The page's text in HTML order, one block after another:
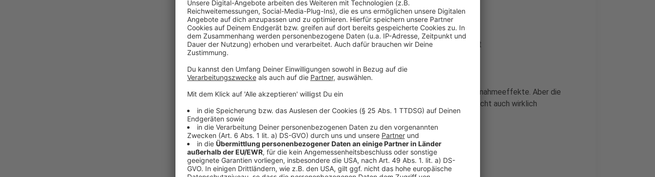
Anzeige
Skepsis, ob der Rabatt beim Endverbraucher ankommt
Es gibt bei steuerlichen Maßnahmen und Subventionen immer Mitnahmeeffekte. Aber die
Ampel-Regierung ruft im guten Glauben dazu auf, den Steuerverzicht auch wirklich
weiterzugeben.
Anzeige
Betrieb wird attraktiver